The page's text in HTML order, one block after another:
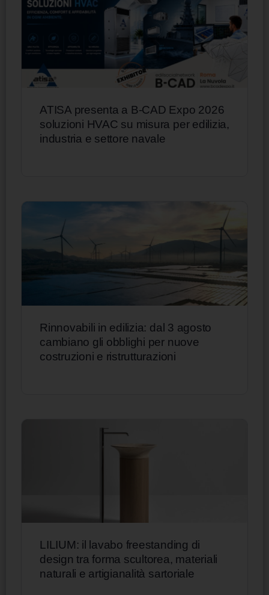
ATISA presenta a B-CAD Expo 2026
soluzioni HVAC su misura per edilizia,
industria e settore navale
Rinnovabili in edilizia: dal 3 agosto
cambiano gli obblighi per nuove
costruzioni e ristrutturazioni
LILIUM: il lavabo freestanding di
design tra forma scultorea, materiali
naturali e artigianalità sartoriale